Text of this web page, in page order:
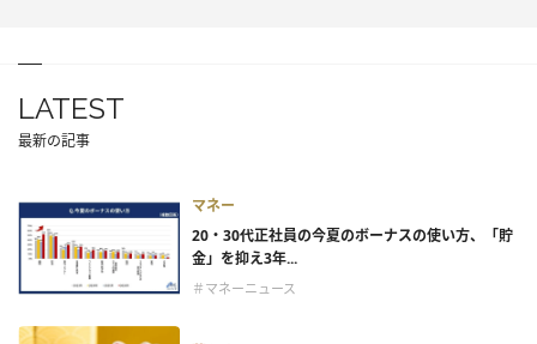
LATEST
最新の記事
マネー
20・30代正社員の今夏のボーナスの使い方、「貯
金」を抑え3年...
＃マネーニュース